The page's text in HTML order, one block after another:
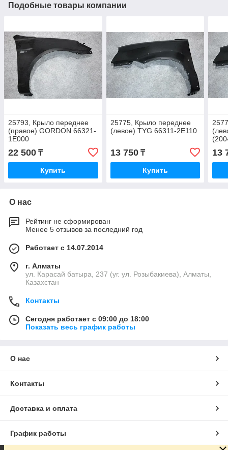
Подобные товары компании
25793, Крыло переднее
(правое) GORDON 66321-
1E000
22 500 ₸
Купить
25775, Крыло переднее
(левое) TYG 66311-2E110
13 750₸
Купить
13
О нас
Рейтинг не сформирован
Менее 5 отзывов за последний год
Работает с 14.07.2014
г. Алматы
ул. Карасай батыра, 237 (уг. ул. Розыбакиева), Алматы,
Казахстан
Контакты
Сегодня работает с 09:00 до 18:00
Показать весь график работы
О нас
Контакты
Доставка и оплата
График работы